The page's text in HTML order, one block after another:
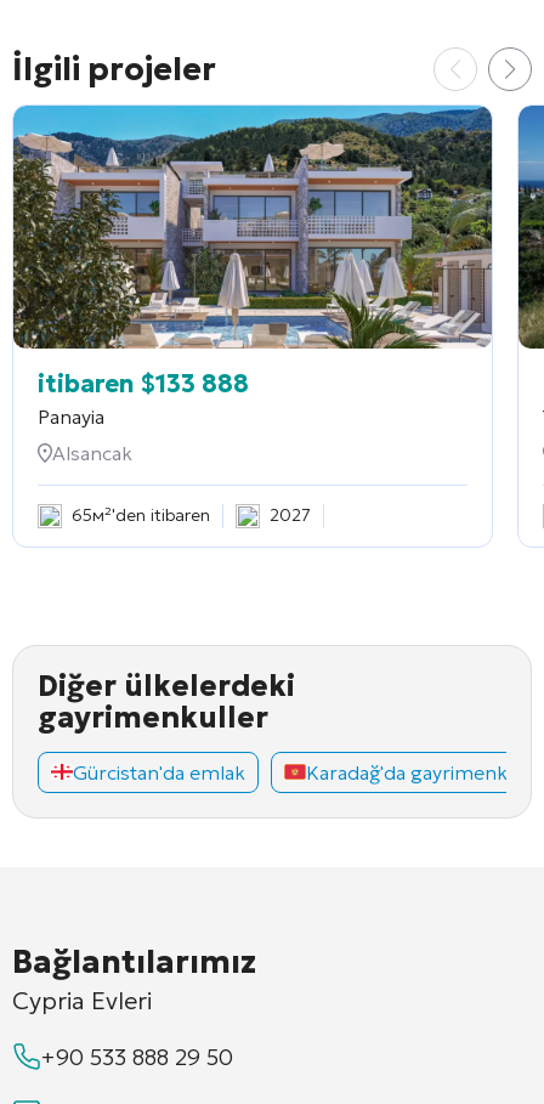
İlgili projeler
itibaren $133 888
Panayia
Alsancak
65м²'den itibaren 2027
Diğer ülkelerdeki
gayrimenkuller
Gürcistan'da emlak Karadağ'da gayrimenkul
Bağlantılarımız
Cypria Evleri
+90 533 888 29 50